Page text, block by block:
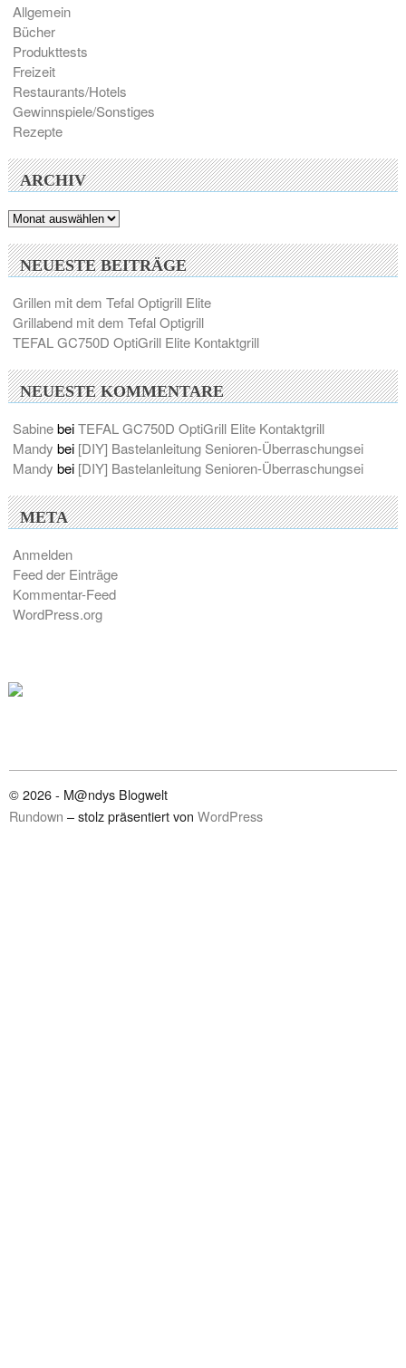
Allgemein
Bücher
Produkttests
Freizeit
Restaurants/Hotels
Gewinnspiele/Sonstiges
Rezepte
ARCHIV
Archiv
NEUESTE BEITRÄGE
Grillen mit dem Tefal Optigrill Elite
Grillabend mit dem Tefal Optigrill
TEFAL GC750D OptiGrill Elite Kontaktgrill
NEUESTE KOMMENTARE
SabinebeiTEFAL GC750D OptiGrill Elite Kontaktgrill
Mandy bei [DIY] Bastelanleitung Senioren-Überraschungsei
Mandy bei [DIY] Bastelanleitung Senioren-Überraschungsei
META
Anmelden
Feed der Einträge
Kommentar-Feed
WordPress.org
© 2026 - M@ndys Blogwelt
Rundown – stolz präsentiert von WordPress